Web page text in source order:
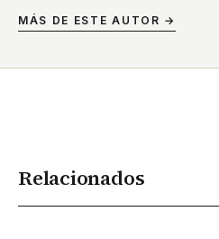
MÁS DE ESTE AUTOR →
Relacionados